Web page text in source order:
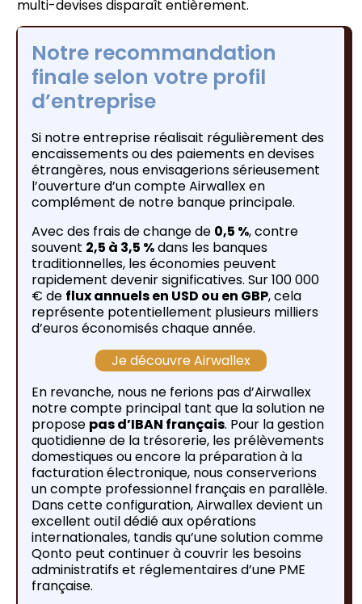
multi-devises disparaît entièrement.
Notre recommandation
finale selon votre profil
d’entreprise
Si notre entreprise réalisait régulièrement des
encaissements ou des paiements en devises
étrangères, nous envisagerions sérieusement
l’ouverture d’un compte Airwallex en
complément de notre banque principale.
Avec des frais de change de 0,5 %, contre
souvent 2,5 à 3,5 %dans les banques
traditionnelles, les économies peuvent
rapidement devenir significatives. Sur 100 000
€ de flux annuels en USD ou en GBP, cela
représente potentiellement plusieurs milliers
d’euros économisés chaque année.
Je découvre Airwallex
En revanche, nous ne ferions pas d’Airwallex
notre compte principal tant que la solution ne
propose pas d’IBAN français. Pour la gestion
quotidienne de la trésorerie, les prélèvements
domestiques ou encore la préparation à la
facturation électronique, nous conserverions
un compte professionnel français en parallèle.
Dans cette configuration, Airwallex devient un
excellent outil dédié aux opérations
internationales, tandis qu’une solution comme
Qonto peut continuer à couvrir les besoins
administratifs et réglementaires d’une PME
française.